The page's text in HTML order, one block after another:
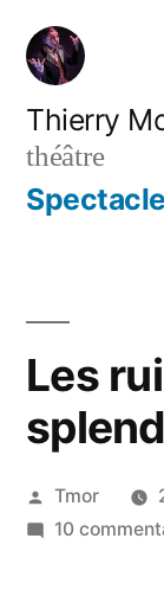
Thierry
théâtre
Les
Tmor
10